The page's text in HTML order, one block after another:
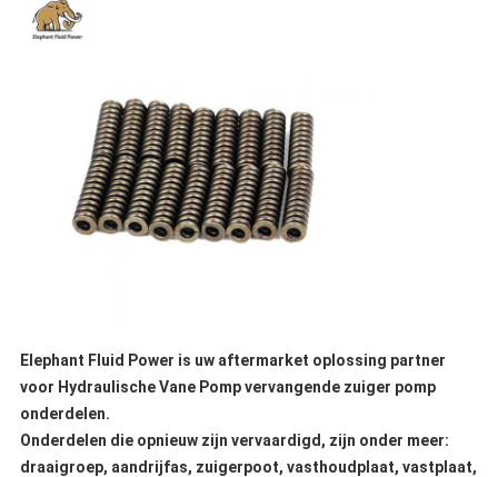
Elephant Fluid Power is uw aftermarket oplossing partner
voor Hydraulische Vane Pomp vervangende zuiger pomp
onderdelen.
Onderdelen die opnieuw zijn vervaardigd, zijn onder meer:
draaigroep, aandrijfas, zuigerpoot, vasthoudplaat, vastplaat,